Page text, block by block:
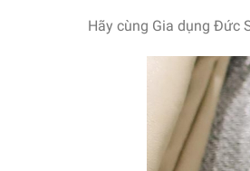
Hãy cùng Gia dụng Đức